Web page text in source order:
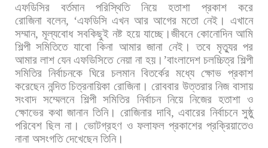
এফডিসির বর্তমান পরিস্থিতি নিয়ে হতাশা প্রকাশ
করে
রোজিনা বলেন, ‘এফডিসি এখন আর আগের মতো নেই। এখানে
সম্মান,মূল্যবোধ সবকিছুই নষ্ট হয়ে যাচ্ছে।জীবনে কোনোদিন আমি
শিল্পী সমিতিতে যাবো কিনা আমার জানা নেই। তবে মৃত্যুর পর
আমার লাশ যেন এফডিসিতে নেয়া না হয়। ’বাংলাদেশ চলচ্চিত্র শিল্পী
সমিতির নির্বাচনকে ঘিরে চলমান বিতর্কের মধ্যে ক্ষোভ প্রকাশ
করেছেন নন্দিত চিত্রনায়িকা রোজিনা। রোববার উত্তরার নিজ বাসায়
সংবাদ সম্মেলনে শিল্পী সমিতির নির্বাচন নিয়ে নিজের হতাশা ও
ক্ষোভের কথা জানান তিনি। রোজিনার দাবি, এবারের নির্বাচনে সুষ্ঠু
পরিবেশ ছিল না। ভোটগ্রহণ ও ফলাফল প্রকাশের প্রক্রিয়াতেও
নানা অসংগতি দেখেছেন তিনি।